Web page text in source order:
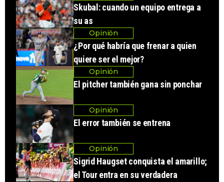
Skubal: cuando un equipo entrega a
su as
Opinión
¿Por qué habría que frenar a quien
quiere ser el mejor?
Opinión
El pitcher también gana sin ponchar
Opinión
El error también se entrena
Opinión
Sigrid Haugset conquista el amarillo;
el Tour entra en su verdadera